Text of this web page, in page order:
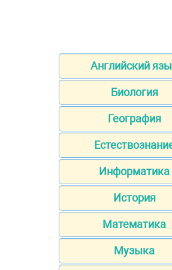
Английский
Биология
География
Информатика
История
Математика
Музыка